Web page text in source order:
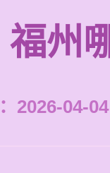
福州
2026-04-